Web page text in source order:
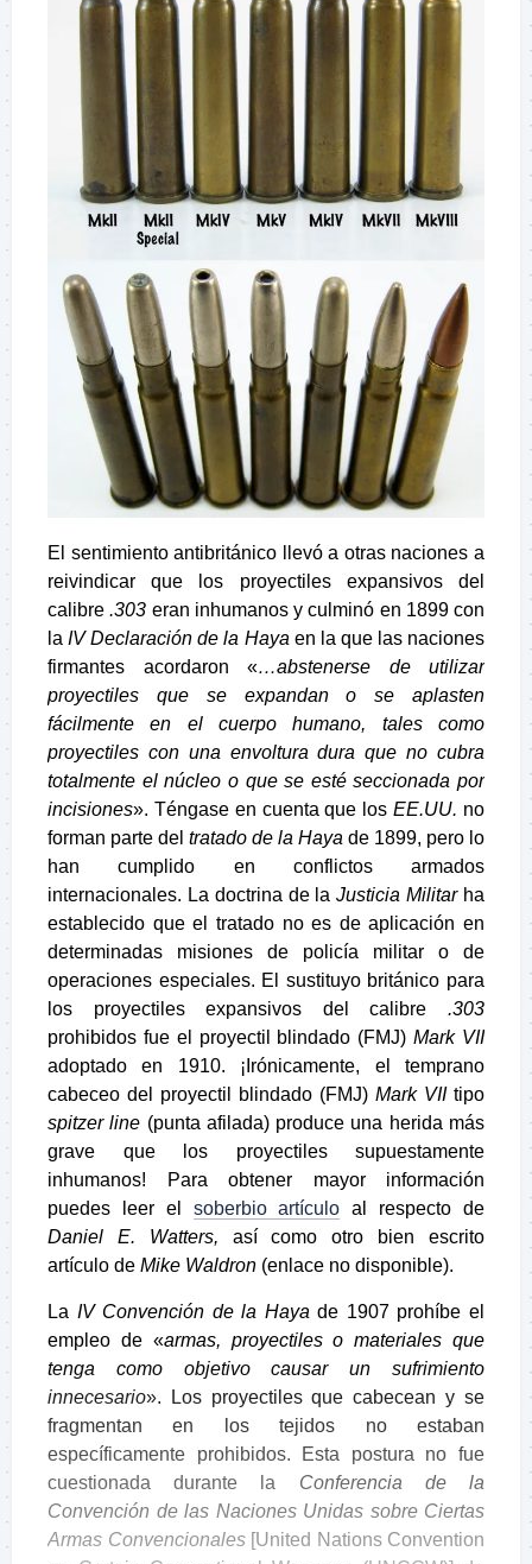
El sentimiento antibritánico llevó a otras naciones a
reivindicar que los proyectiles expansivos del
calibre.303 eran inhumanos y culminó en 1899 con
laIV Declaración de la Haya en la que las naciones
firmantes acordaron «…abstenerse de utilizar
proyectiles que se expandan o se aplasten
fácilmente en el cuerpo humano, tales como
proyectiles con una envoltura dura que no cubra
totalmente el núcleo o que se esté seccionada por
incisiones». Téngase en cuenta que losEE.UU. no
forman parte del tratado de la Haya de 1899, pero lo
han cumplido en conflictos armados
internacionales. La doctrina de la Justicia Militar ha
establecido que el tratado no es de aplicación en
determinadas misiones de policía militar o de
operaciones especiales. El sustituyo británico para
los proyectiles expansivos del calibre .303
prohibidos fue el proyectil blindado (FMJ)Mark VII
adoptado en 1910. ¡Irónicamente, el temprano
cabeceo del proyectil blindado (FMJ) Mark VII tipo
spitzer line (punta afilada) produce una herida más
grave que los proyectiles supuestamente
inhumanos! Para obtener mayor información
puedes leer el soberbio artículo al respecto de
Daniel E. Watters, así como otro bien escrito
artículo de Mike Waldron (enlace no disponible).
La IV Convención de la Hayade 1907 prohíbe el
empleo de «armas, proyectiles o materiales que
tenga como objetivo causar un sufrimiento
innecesario». Los proyectiles que cabecean y se
fragmentan en los tejidos no estaban
específicamente prohibidos. Esta postura no fue
cuestionada durante la Conferencia de la
Convención de las Naciones Unidas sobre Ciertas
Armas Convencionales [United Nations Convention